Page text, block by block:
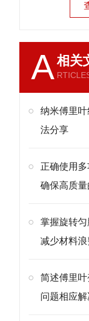
A相关
纳米傅里
法分享
正确使用
确保高质
掌握旋转
减少材料
简述傅里
问题相应